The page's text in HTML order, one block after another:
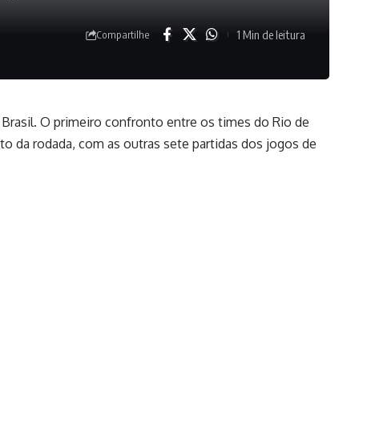
Compartilhe 1 Min de leitura
O primeiro confronto entre os times do Rio de
da rodada, com as outras sete partidas dos jogos de